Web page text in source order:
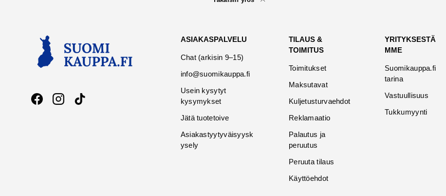
FacebookInstagramTikTok
ASIAKASPALVELU
Chat (arkisin 9–15)
info@suomikauppa.fi
Usein kysytyt
kysymykset
Jätä tuotetoive
Asiakastyytyväisyysk
ysely
TILAUS &
TOIMITUS
Toimitukset
Maksutavat
Kuljetusturvaehdot
Reklamaatio
Palautus ja
peruutus
Peruuta tilaus
Käyttöehdot
YRITYKSESTÄ
MME
Suomikauppa.fi
tarina
Vastuullisuus
Tukkumyynti